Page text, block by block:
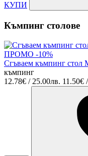
КУПИ
Къмпинг столове
ПРОМО -10%
Сгъваем къмпинг стол
къмпинг
12.78€ / 25.00лв. 11.50€